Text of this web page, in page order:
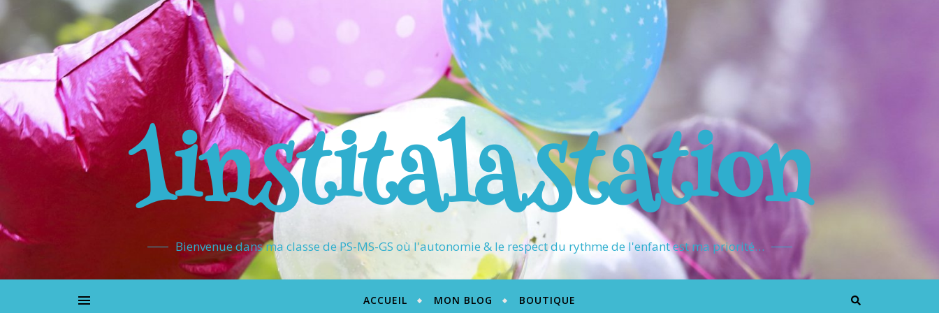
1institalastation
Bienvenue dans ma classe de PS-MS-GS où l'autonomie & le respect du rythme de l'enfant est ma priorité…
ACCUEIL MON BLOG BOUTIQUE